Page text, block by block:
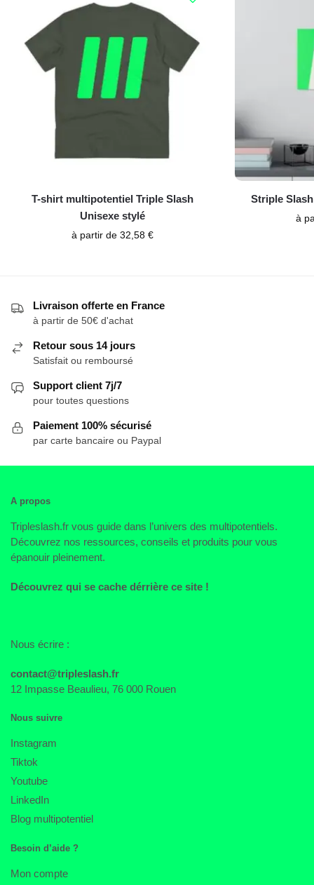
T-shirt multipotentiel Triple Slash
Unisexe stylé
à partir de 32,58 €
Striple
à
Livraison offerte en France
à partir de 50€ d'achat
Retour sous 14 jours
Satisfait ou remboursé
Support client 7j/7
pour toutes questions
Paiement 100% sécurisé
par carte bancaire ou Paypal
A propos
Tripleslash.fr vous guide dans l’univers des multipotentiels.
Découvrez nos ressources, conseils et produits pour vous
épanouir pleinement.
Découvrez qui se cache dérrière ce site !
Nous écrire :
contact@tripleslash.fr
12 Impasse Beaulieu, 76 000 Rouen
Nous suivre
Instagram
Tiktok
Youtube
LinkedIn
Blog multipotentiel
Besoin d’aide ?
Mon compte